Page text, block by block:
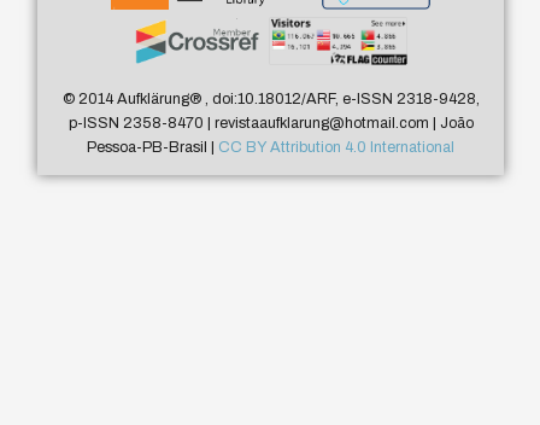
© 2014 Aufklärung®, doi:10.18012/ARF, e-ISSN 2318-9428,
p-ISSN 2358-8470 | revistaaufklarung@hotmail.com | João
Pessoa-PB-Brasil | CC BY Attribution 4.0 International